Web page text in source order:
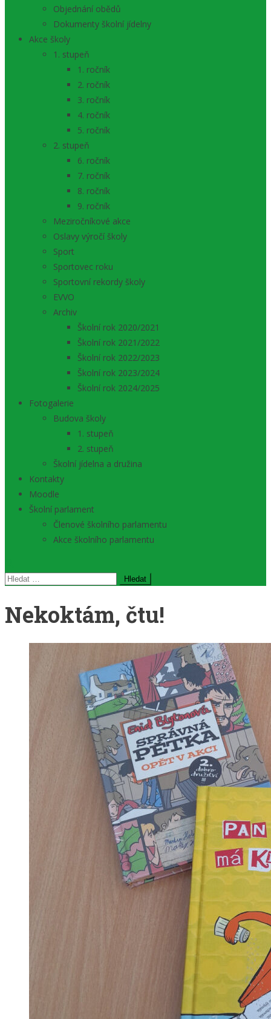
Objednání obědů
Dokumenty školní jídelny
Akce školy
1. stupeň
1. ročník
2. ročník
3. ročník
4. ročník
5. ročník
2. stupeň
6. ročník
7. ročník
8. ročník
9. ročník
Meziročníkové akce
Oslavy výročí školy
Sport
Sportovec roku
Sportovní rekordy školy
EVVO
Archiv
Školní rok 2020/2021
Školní rok 2021/2022
Školní rok 2022/2023
Školní rok 2023/2024
Školní rok 2024/2025
Fotogalerie
Budova školy
1. stupeň
2. stupeň
Školní jídelna a družina
Kontakty
Moodle
Školní parlament
Členové školního parlamentu
Akce školního parlamentu
Vyhledávání
Nekoktám, čtu!